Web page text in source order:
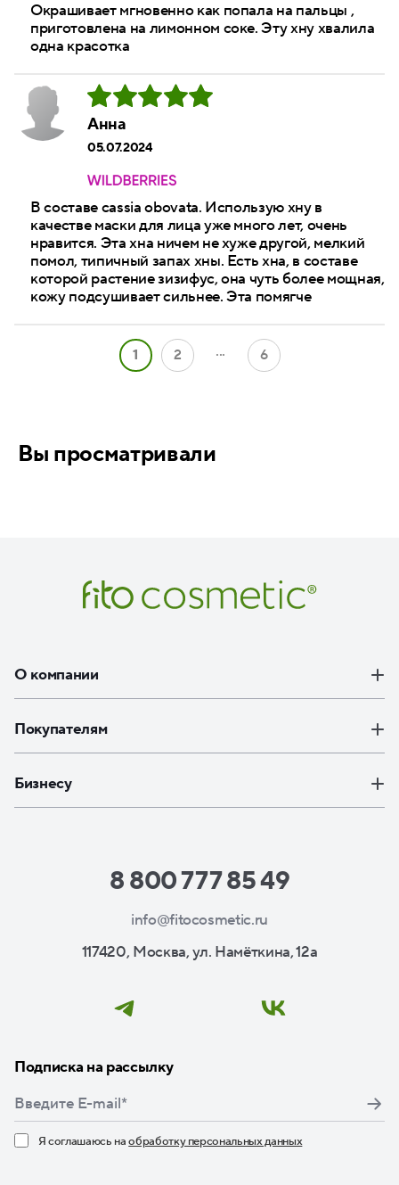
Окрашивает мгновенно как попала на пальцы ,
приготовлена на лимонном соке. Эту хну хвалила
одна красотка
Анна
05.07.2024
В составе cassia obovata. Использую хну в
качестве маски для лица уже много лет, очень
нравится. Эта хна ничем не хуже другой, мелкий
помол, типичный запах хны. Есть хна, в составе
которой растение зизифус, она чуть более мощная,
кожу подсушивает сильнее. Эта помягче
1 2 ... 6
Вы просматривали
О компании
Покупателям
Бизнесу
8 800 777 85 49
info@fitocosmetic.ru
117420, Москва, ул. Намёткина, 12а
Подписка на рассылку
Я соглашаюсь наобработку персональных данных